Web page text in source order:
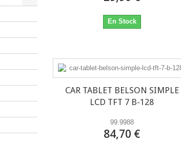
En Stock
CAR TABLET BELSON SIMPLE
LCD TFT 7 B-128
99.9988
84,70 €